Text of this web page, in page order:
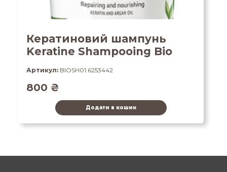
Кератиновий шампунь
Keratine Shampooing Bio
Артикул: BIOSH01.6253442
800 ₴
Додати в кошик